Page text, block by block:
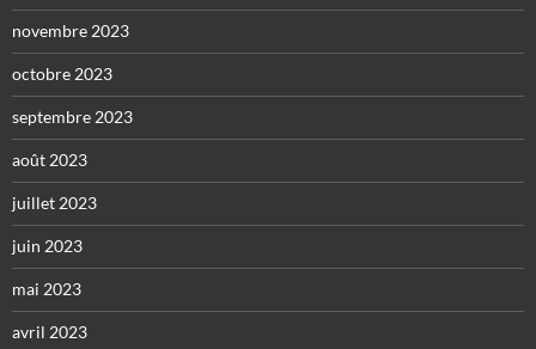
novembre 2023
octobre 2023
septembre 2023
août 2023
juillet 2023
juin 2023
mai 2023
avril 2023